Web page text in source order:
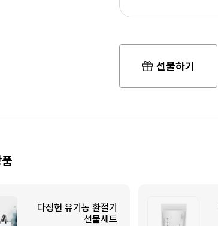
선물하기
다정헌 유기농 환절기
선물세트